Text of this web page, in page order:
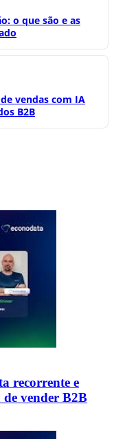
o que são e as
vendas com IA
B2B
recorrente e
vender B2B